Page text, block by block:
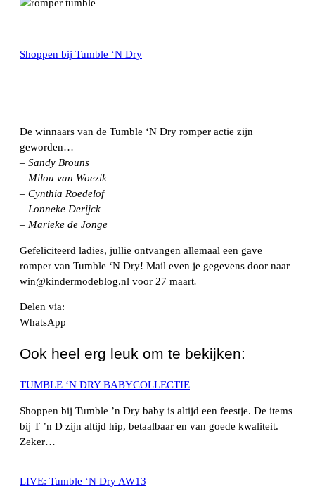
Shoppen bij Tumble ‘N Dry
De winnaars van de Tumble ‘N Dry romper actie zijn
geworden…
– Sandy Brouns
– Milou van Woezik
– Cynthia Roedelof
– Lonneke Derijck
– Marieke de Jonge
Gefeliciteerd ladies, jullie ontvangen allemaal een gave
romper van Tumble ‘N Dry! Mail even je gegevens door naar
win@kindermodeblog.nl voor 27 maart.
Delen via:
WhatsApp
Ook heel erg leuk om te bekijken:
TUMBLE ‘N DRY BABYCOLLECTIE
Shoppen bij Tumble ’n Dry baby is altijd een feestje. De items
bij T ’n D zijn altijd hip, betaalbaar en van goede kwaliteit.
Zeker…
LIVE: Tumble ‘N Dry AW13